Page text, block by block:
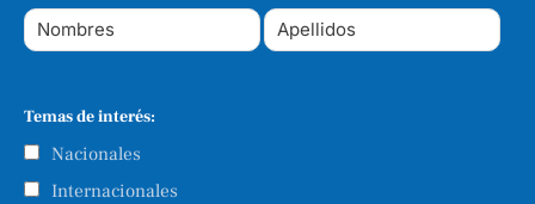
Temas de interés:
Nacionales
Internacionales